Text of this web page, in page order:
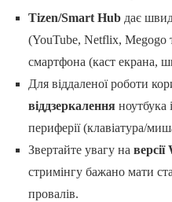
Tizen/Smart Hubдає
(YouTube, Netflix, Megogo
смартфона (каст екрана,
Для віддаленої роботи
віддзеркаленняноутбука
периферії (клавіатура/
Звертайте увагу на
стримінгу бажано мати
провалів.